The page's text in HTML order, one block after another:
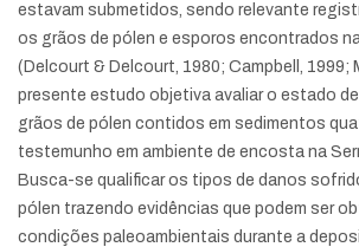
estavam submetidos, sendo relevante
os grãos de pólen e esporos encontrados
(Delcourt & Delcourt, 1980; Campbell, 1999;
presente estudo objetiva avaliar o estado
grãos de pólen contidos em sedimentos
testemunho em ambiente de encosta na
Busca-se qualificar os tipos de danos
pólen trazendo evidências que podem ser
condições paleoambientais durante a